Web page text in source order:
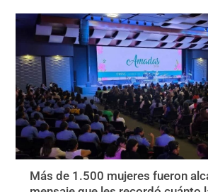
Más de 1.500 mujeres fueron